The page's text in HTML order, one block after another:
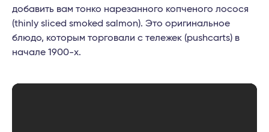
добавить вам тонко нарезанного копченого лосося
(thinly sliced smoked salmon). Это оригинальное
блюдо, которым торговали с тележек (pushcarts) в
начале 1900-х.